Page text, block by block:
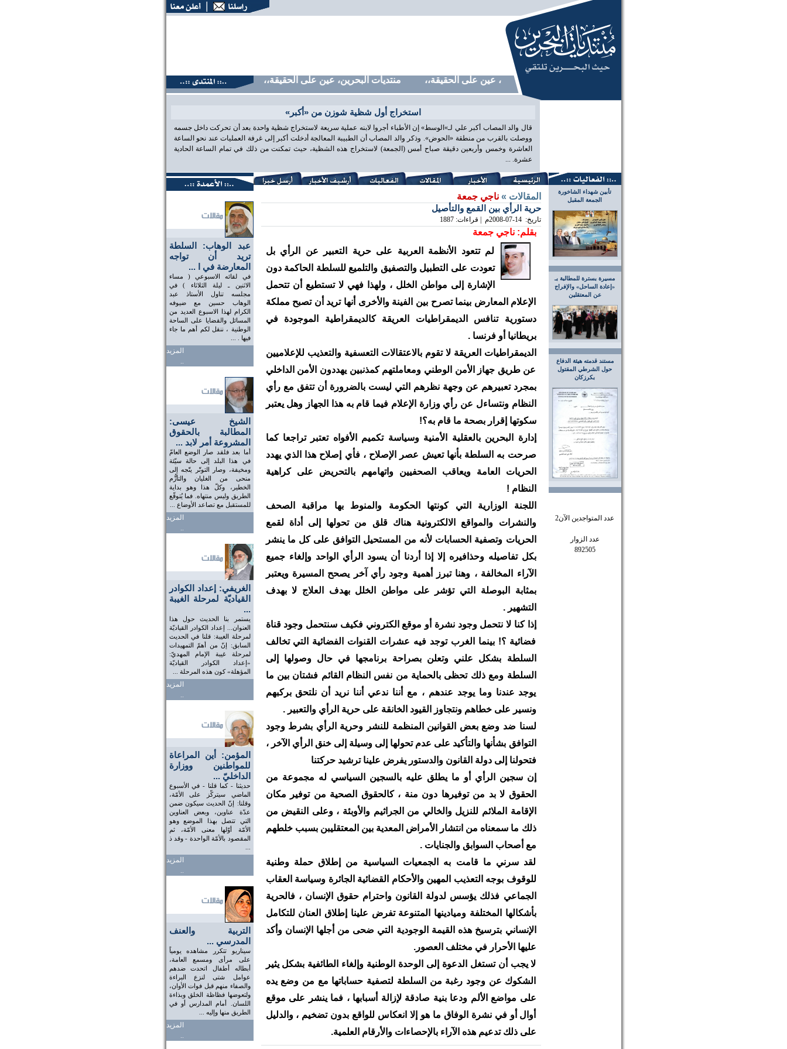
منتديات البحرين، عين على الحقيقة،، منتديات البحرين، عين على الحقيقة،، منتديات البحرين، عين على الحقيقة،، منتديات البحرين، عين على
استخراج أول شظية شوزن من «أكبر»
قال والد المصاب أكبر علي لـ»الوسط» إن الأطباء أجروا لابنه عملية سريعة لاستخراج شظية واحدة بعد أن تحركت داخل جسمه
ووصلت بالقرب من منطقة «الحوض». وذكر والد المصاب أن الطبيبة المعالجة أدخلت أكبر إلى غرفة العمليات عند نحو الساعة
العاشرة وخمس وأربعين دقيقة صباح أمس (الجمعة) لاستخراج هذه الشظية، حيث تمكنت من ذلك في تمام الساعة الحادية
عشرة. ...
تأبين شهداء الشاخورة
الجمعة المقبل
مسيرة بسترة للمطالبة بـ
«إعادة الساحل» والإفراج
عن المعتقلين
مستند قدمته هيئة الدفاع
حول الشرطي المقتول
بكرزكان
عدد المتواجدين الآن2
عدد الزوار
892505
عبد الوهاب: السلطة
تريد أن تواجه
المعارضة في ا ...
في لقائه الاسبوعي ( مساء
الاثنين ـ ليلة الثلاثاء ) في
مجلسه تناول الأستاذ عبد
الوهاب حسين مع ضيوفه
الكرام لهذا الاسبوع العديد من
المسائل والقضايا على الساحة
الوطنية ، ننقل لكم أهم ما جاء
فيها . ...
المزيد
..
الشيخ عيسى:
المطالبة بالحقوق
المشروعة أمر لابد ...
أما بعد فلقد صار الوضع العامّ
في هذا البلد إلى حالة سيّئة
ومخيفة، وصار التوتّر يتّجه إلى
منحى من الغليان والتأزُّم
الخطير، وكلّ هذا وهو بداية
الطريق وليس منتهاه. فما يُتوقّع
للمستقبل مع تصاعد الأوضاع ...
المزيد
..
الغريفي: إعداد الكوادر
القياديّة لمرحلة الغيبة
...
يستمر بنا الحديث حول هذا
العنوان... إعداد الكوادر القياديّة
لمرحلة الغيبة: قلنا في الحديث
السابق: إنّ من أهمّ التمهيدات
لمرحلة غيبة الإمام المهديّ:
«إعداد الكوادر القياديّة
المؤهلة» كون هذه المرحلة ...
المزيد
..
المؤمن: أين المراعاة
للمواطنين ووزارة
الداخليّ ...
حديثنا - كما قلنا - في الأسبوع
الماضي سيتركّز على الأمّة،
وقلنا: إنّ الحديث سيكون ضمن
عدّة عناوين، وبعض العناوين
التي تتصل بهذا الموضع وهو
الأمّة أوّلها معنى الأمّة، ثم
المقصود بالأمّة الواحدة - وقد ذ
المزيد
..
التربية والعنف
المدرسي ...
سيناريو تتكرر مشاهده يومياً
على مرأى ومسمع العامة،
أبطاله أطفال اتحدت ضدهم
عوامل شتى لنزع البراءة
والصفاء منهم قبل فوات الأوان،
ولتعوضها فظاظة الخلق وبذاءة
اللسان. أمام المدارس أو في
الطريق منها وإليه ...
المزيد
..
المقالات »ناجي جمعة
حرية الرأي بين القمع والتأصيل
تاريخ: 2008-07-14م | قراءات: 1887
بقلم: ناجي جمعة
لم تتعود الأنظمة العربية على حرية التعبير عن الرأي بل
تعودت على التطبيل والتصفيق والتلميع للسلطة الحاكمة دون
الإشارة إلى مواطن الخلل ، ولهذا فهي لا تستطيع أن تتحمل
الإعلام المعارض بينما تصرح بين الفينة والأخرى أنها تريد أن تصبح مملكة
دستورية تنافس الديمقراطيات العريقة كالديمقراطية الموجودة في
بريطانيا أو فرنسا .
الديمقراطيات العريقة لا تقوم بالاعتقالات التعسفية والتعذيب للإعلاميين
عن طريق جهاز الأمن الوطني ومعاملتهم كمذنبين يهددون الأمن الداخلي
بمجرد تعبيرهم عن وجهة نظرهم التي ليست بالضرورة أن تتفق مع رأي
النظام ونتساءل عن رأي وزارة الإعلام فيما قام به هذا الجهاز وهل يعتبر
سكوتها إقرار بصحة ما قام به؟!
إدارة البحرين بالعقلية الأمنية وسياسة تكميم الأفواه تعتبر تراجعا كما
صرحت به السلطة بأنها تعيش عصر الإصلاح ، فأي إصلاح هذا الذي يهدد
الحريات العامة ويعاقب الصحفيين واتهامهم بالتحريض على كراهية
النظام !
اللجنة الوزارية التي كونتها الحكومة والمنوط بها مراقبة الصحف
والنشرات والمواقع الالكترونية هناك قلق من تحولها إلى أداة لقمع
الحريات وتصفية الحسابات لأنه من المستحيل التوافق على كل ما ينشر
بكل تفاصيله وحذافيره إلا إذا أردنا أن يسود الرأي الواحد وإلغاء جميع
الآراء المخالفة ، وهنا تبرز أهمية وجود رأي آخر يصحح المسيرة ويعتبر
بمثابة البوصلة التي تؤشر على مواطن الخلل بهدف العلاج لا بهدف
التشهير .
إذا كنا لا نتحمل وجود نشرة أو موقع الكتروني فكيف سنتحمل وجود قناة
فضائية ؟! بينما الغرب توجد فيه عشرات القنوات الفضائية التي تخالف
السلطة بشكل علني وتعلن بصراحة برنامجها في حال وصولها إلى
السلطة ومع ذلك تحظى بالحماية من نفس النظام القائم فشتان بين ما
يوجد عندنا وما يوجد عندهم ، مع أننا ندعي أننا نريد أن نلتحق بركبهم
ونسير على خطاهم ونتجاوز القيود الخانقة على حرية الرأي والتعبير .
لسنا ضد وضع بعض القوانين المنظمة للنشر وحرية الرأي بشرط وجود
التوافق بشأنها والتأكيد على عدم تحولها إلى وسيلة إلى خنق الرأي الآخر ،
فتحولنا إلى دولة القانون والدستور يفرض علينا ترشيد حركتنا
إن سجين الرأي أو ما يطلق عليه بالسجين السياسي له مجموعة من
الحقوق لا بد من توفيرها دون منة ، كالحقوق الصحية من توفير مكان
الإقامة الملائم للنزيل والخالي من الجراثيم والأوبئة ، وعلى النقيض من
ذلك ما سمعناه من انتشار الأمراض المعدية بين المعتقليبن بسبب خلطهم
مع أصحاب السوابق والجنايات .
لقد سرني ما قامت به الجمعيات السياسية من إطلاق حملة وطنية
للوقوف بوجه التعذيب المهين والأحكام القضائية الجائرة وسياسة العقاب
الجماعي فذلك يؤسس لدولة القانون واحترام حقوق الإنسان ، فالحرية
بأشكالها المختلفة وميادينها المتنوعة تفرض علينا إطلاق العنان للتكامل
الإنساني بترسيخ هذه القيمة الوجودية التي ضحى من أجلها الإنسان وأكد
عليها الأحرار في مختلف العصور.
لا يجب أن تستغل الدعوة إلى الوحدة الوطنية وإلغاء الطائفية بشكل يثير
الشكوك عن وجود رغبة من السلطة لتصفية حساباتها مع من وضع يده
على مواضع الألم ودعا بنية صادقة لإزالة أسبابها ، فما ينشر على موقع
أوال أو في نشرة الوفاق ما هو إلا انعكاس للواقع بدون تضخيم ، والدليل
على ذلك تدعيم هذه الآراء بالإحصاءات والأرقام العلمية.